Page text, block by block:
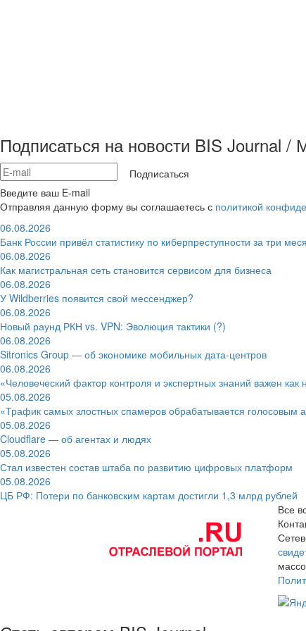
Подписаться на новости BIS Journal /
Подписаться
Введите ваш E-mail
Отправляя данную форму вы соглашаетесь с политикой
06.08.2026
Банк России привёл статистику по киберпреступности за три
06.08.2026
Как магистральная сеть становится сервисом для бизнеса
06.08.2026
У Wildberries появится свой мессенджер?
06.08.2026
Новый раунд РКН vs. VPN: Эволюция тактики (?)
06.08.2026
Sitronics Group — об экономике мобильных дата-центров
06.08.2026
«Человеческий фактор контроля и экспертных знаний важен как
05.08.2026
«Трафик самых злостных спамеров обрабатывается голосовым
05.08.2026
Cloudflare — об агентах и людях
05.08.2026
Стал известен состав штаба по развитию цифровых платформ
05.08.2026
ЦБ РФ: Потери по банковским картам достигли 1,3 млрд рублей
Все